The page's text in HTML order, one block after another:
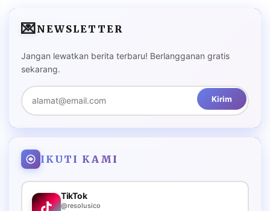
💌NEWSLETTER
Jangan lewatkan berita terbaru! Berlangganan gratis
sekarang.
Kirim
IKUTI KAMI
TikTok
@resolusico